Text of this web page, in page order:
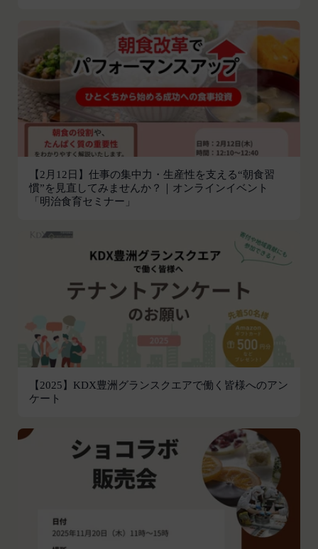
【2月12日】仕事の集中力・生産性を支える“朝食習
慣”を見直してみませんか？｜オンラインイベント
「明治食育セミナー」
【2025】KDX豊洲グランスクエアで働く皆様へのアン
ケート
当社は、お客様情報への不正なアクセスや漏洩等を
防ぐため、セキュリティーの維持に努めます。ま
た、当社は、当社の通常の事業運営に照らして当社
が不要と判断した場合、お客様から取得したお客様
情報を安全かつ合理的な方法で消去します。
第三者への提供等
当社は、以下の場合、お客様情報を第三者と共有す
ることがあります。（以下、当社がお客様情報を提
供した相手方を「提供先」といいます。）
お客様の同意を得た場合
当社は、お客様の同意を得た場合、お客様情報（個
組織、個人に提供することがあります。
第三者サービス提供者との共有
支払処理、データ分析、メール送信、ホスティング
サービス、カスタマーサービスなどを当社の代理で
行うサービスを提供する第三者、または、当社のマ
ーケティングのサポートを行う第三者に対して、お
客様情報を提供することがあります。
外部サービスとの連携のための共有
当社は、Facebook、Googleアカウント、Twitter
その他の外部サービスとの連携または外部サービス
社にお客様情報を提供することがあります。
法律上の理由
お客様の居住国内外において、法律、規則、法的手
段または公的もしくは政府機関からの要求により、
当社がお客様情報の全部または一部を開示すること
が必要になる場合があります。
った場合、会員は本規約の変更に同意したものとみ
なします。
当社が提供する本サービス以外のサービス又は提携
パートナーが提供するサービスについては、各サー
ビスに定められる利用規約等に従ってご利用くださ
い。
本契約において使用される以下の各用語は各々以下
に定める意味を有します。
第3条（提供されるサービス）
当社が提供する本サービスは、次の各号に掲げるサ
ービスとします。
前各号に付随する各種サービス
当社は、前項各号に定めるサービスの内容を変更す
ることができるものとします。
第4条（会員登録）
会員登録手続きは、本サービスの会員登録ページか
ら当社の指定する方法に従い、会員登録を希望する
本人が行うものとします。当社に対して会員登録の
申し込みが行われた場合には、登録手続きにおいて
氏名等を入力された本人が当該申し込みを行ったも
のとみなします。
れかの事由に該当する場合は、登録を拒否すること
があります。
当社に提供された登録情報の全部又は一部につ
き虚偽、誤記又は記載漏れがあった場合
当該登録希望者が、本サービス又は当社が提供
するその他のサービスの利用に際して、過去に
アカウント削除等の利用停止措置を受けたこと